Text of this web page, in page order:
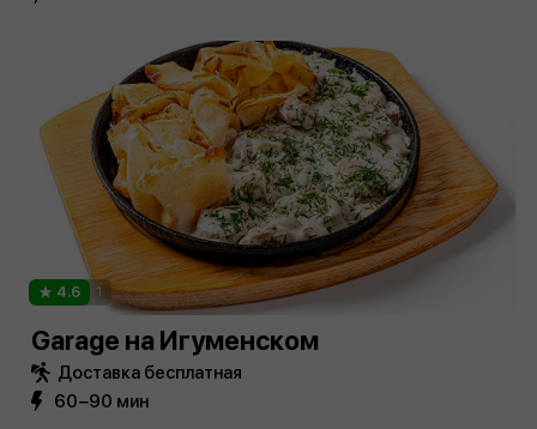
4.6 1
Garage на Игуменском
Доставка бесплатная
60−90 мин